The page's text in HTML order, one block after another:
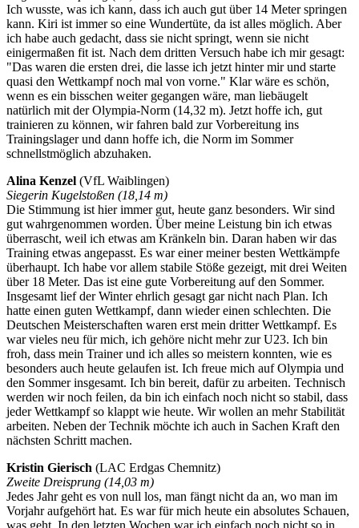
Ich wusste, was ich kann, dass ich auch gut über 14 Meter springen
kann. Kiri ist immer so eine Wundertüte, da ist alles möglich. Aber
ich habe auch gedacht, dass sie nicht springt, wenn sie nicht
einigermaßen fit ist. Nach dem dritten Versuch habe ich mir gesagt:
"Das waren die ersten drei, die lasse ich jetzt hinter mir und starte
quasi den Wettkampf noch mal von vorne." Klar wäre es schön,
wenn es ein bisschen weiter gegangen wäre, man liebäugelt
natürlich mit der Olympia-Norm (14,32 m). Jetzt hoffe ich, gut
trainieren zu können, wir fahren bald zur Vorbereitung ins
Trainingslager und dann hoffe ich, die Norm im Sommer
schnellstmöglich abzuhaken.
Alina Kenzel (VfL Waiblingen)
Siegerin Kugelstoßen (18,14 m)
Die Stimmung ist hier immer gut, heute ganz besonders. Wir sind
gut wahrgenommen worden. Über meine Leistung bin ich etwas
überrascht, weil ich etwas am Kränkeln bin. Daran haben wir das
Training etwas angepasst. Es war einer meiner besten Wettkämpfe
überhaupt. Ich habe vor allem stabile Stöße gezeigt, mit drei Weiten
über 18 Meter. Das ist eine gute Vorbereitung auf den Sommer.
Insgesamt lief der Winter ehrlich gesagt gar nicht nach Plan. Ich
hatte einen guten Wettkampf, dann wieder einen schlechten. Die
Deutschen Meisterschaften waren erst mein dritter Wettkampf. Es
war vieles neu für mich, ich gehöre nicht mehr zur U23. Ich bin
froh, dass mein Trainer und ich alles so meistern konnten, wie es
besonders auch heute gelaufen ist. Ich freue mich auf Olympia und
den Sommer insgesamt. Ich bin bereit, dafür zu arbeiten. Technisch
werden wir noch feilen, da bin ich einfach noch nicht so stabil, dass
jeder Wettkampf so klappt wie heute. Wir wollen an mehr Stabilität
arbeiten. Neben der Technik möchte ich auch in Sachen Kraft den
nächsten Schritt machen.
Kristin Gierisch (LAC Erdgas Chemnitz)
Zweite Dreisprung (14,03 m)
Jedes Jahr geht es von null los, man fängt nicht da an, wo man im
Vorjahr aufgehört hat. Es war für mich heute ein absolutes Schauen,
was geht. In den letzten Wochen war ich einfach noch nicht so in